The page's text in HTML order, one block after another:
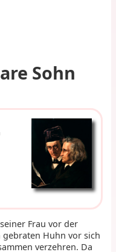
Sohn
Frau vor der
Huhn vor sich
verzehren. Da